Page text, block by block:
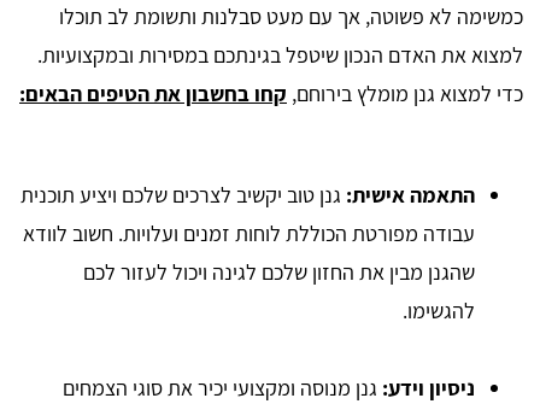
כמשימה לא פשוטה, אך עם מעט סבלנות ותשומת לב תוכלו
למצוא את האדם הנכון שיטפל בגינתכם במסירות ובמקצועיות.
כדי למצוא גנן מומלץ בירוחם, קחו בחשבון את הטיפים הבאים:
התאמה אישית: גנן טוב יקשיב לצרכים שלכם ויציע תוכנית
עבודה מפורטת הכוללת לוחות זמנים ועלויות. חשוב לוודא
שהגנן מבין את החזון שלכם לגינה ויכול לעזור לכם
להגשימו.
ניסיון וידע: גנן מנוסה ומקצועי יכיר את סוגי הצמחים